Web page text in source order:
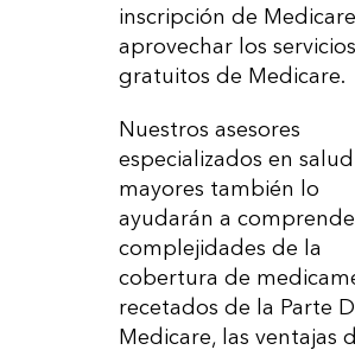
inscripción de
aprovechar los servicios
gratuitos de Medicare.
Nuestros asesores
especializados en
mayores también lo
ayudarán a
complejidades de la
cobertura de
recetados de la Parte
Medicare, las ventajas